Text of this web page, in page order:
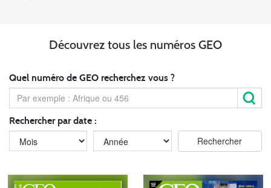
Découvrez tous les numéros GEO
Quel numéro de GEO recherchez vous ?
Rechercher par date :